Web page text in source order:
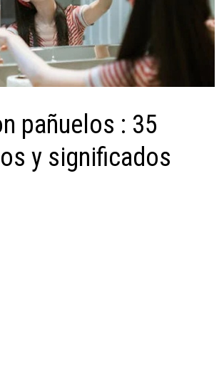
pañuelos : 35
y significados